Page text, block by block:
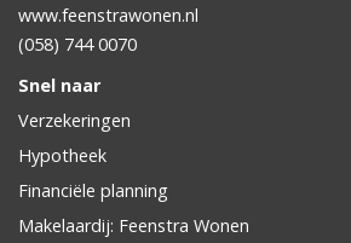
www.feenstrawonen.nl
(058) 744 0070
Snel naar
Verzekeringen
Hypotheek
Financiële planning
Makelaardij: Feenstra Wonen